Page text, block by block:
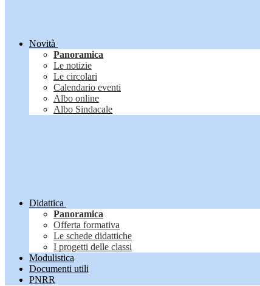
Novità
Panoramica
Le notizie
Le circolari
Calendario eventi
Albo online
Albo Sindacale
Didattica
Panoramica
Offerta formativa
Le schede didattiche
I progetti delle classi
Modulistica
Documenti utili
PNRR